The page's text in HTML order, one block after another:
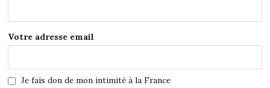
Votre adresse email
Je fais don de mon intimité à la France